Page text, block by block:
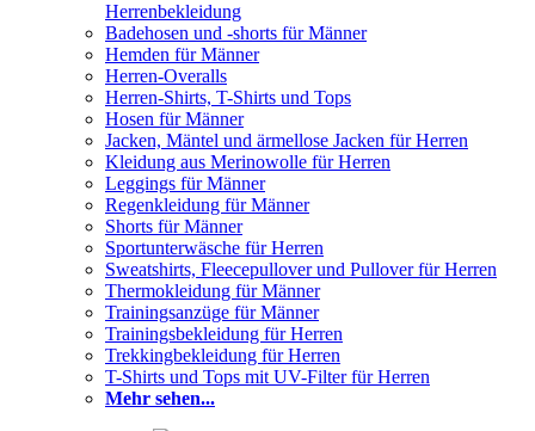
Herrenbekleidung
Badehosen und -shorts für Männer
Hemden für Männer
Herren-Overalls
Herren-Shirts, T-Shirts und Tops
Hosen für Männer
Jacken, Mäntel und ärmellose Jacken für Herren
Kleidung aus Merinowolle für Herren
Leggings für Männer
Regenkleidung für Männer
Shorts für Männer
Sportunterwäsche für Herren
Sweatshirts, Fleecepullover und Pullover für Herren
Thermokleidung für Männer
Trainingsanzüge für Männer
Trainingsbekleidung für Herren
Trekkingbekleidung für Herren
T-Shirts und Tops mit UV-Filter für Herren
Mehr sehen...